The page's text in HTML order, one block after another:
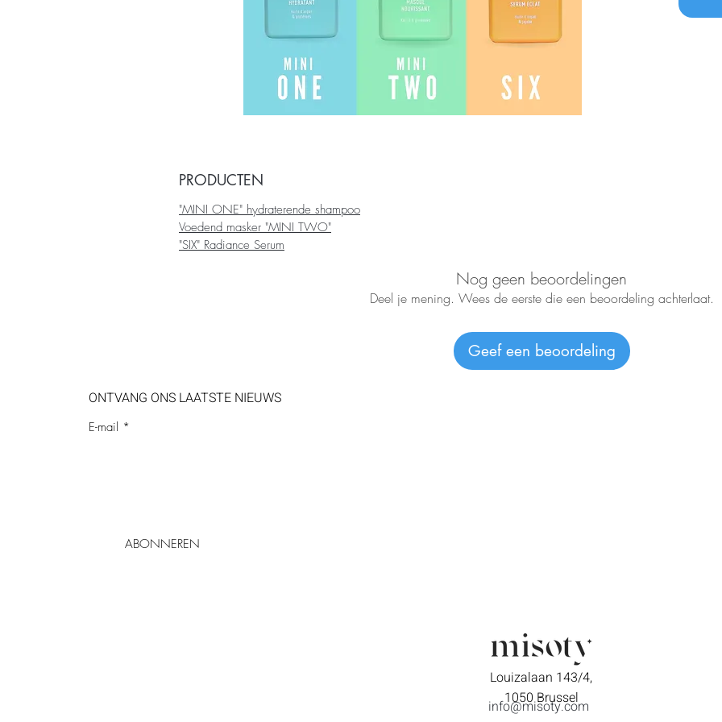
PRODUCTEN
"MINI ONE" hydraterende shampoo
Voedend masker "MINI TWO"
"SIX" Radiance Serum
Nog geen beoordelingen
Deel je mening. Wees de eerste die een beoordeling achterlaat.
Geef een beoordeling
ONTVANG ONS LAATSTE NIEUWS
E-mail
ABONNEREN
Louizalaan 143/4,
1050 Brussel
info@misoty.com